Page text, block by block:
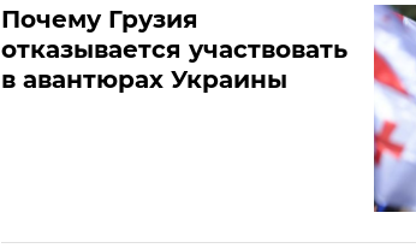
Почему Грузия
отказывается участвовать
в авантюрах Украины